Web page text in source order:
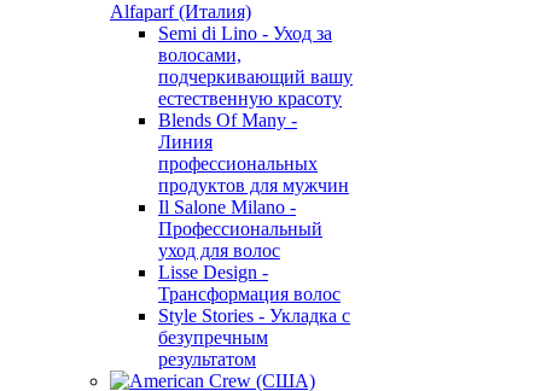
Alfaparf (Италия)
Semi di Lino - Уход за
волосами,
подчеркивающий вашу
естественную красоту
Blends Of Many -
Линия
профессиональных
продуктов для мужчин
Il Salone Milano -
Профессиональный
уход для волос
Lisse Design -
Трансформация волос
Style Stories - Укладка с
безупречным
результатом